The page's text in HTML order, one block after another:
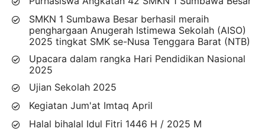
SMKN 1 Sumbawa Besar berhasil meraih
penghargaan Anugerah Istimewa Sekolah (AISO)
2025 tingkat SMK se-Nusa Tenggara Barat (NTB)
Upacara dalam rangka Hari Pendidikan Nasional
2025
Ujian Sekolah 2025
Kegiatan Jum'at Imtaq April
Halal bihalal Idul Fitri 1446 H / 2025 M